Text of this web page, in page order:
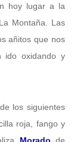
hoy lugar a la
Montaña. Las
añitos que nos
ido oxidando y
los siguientes
roja, fango y